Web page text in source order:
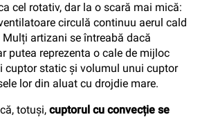
cel rotativ, dar la o scară mai mică:
circulă continuu aerul cald
artizani se întreabă dacă
putea reprezenta o cale de mijloc
cuptor static și volumul unui cuptor
lor din aluat cu drojdie mare.
totuși, cuptorul cu convecție se